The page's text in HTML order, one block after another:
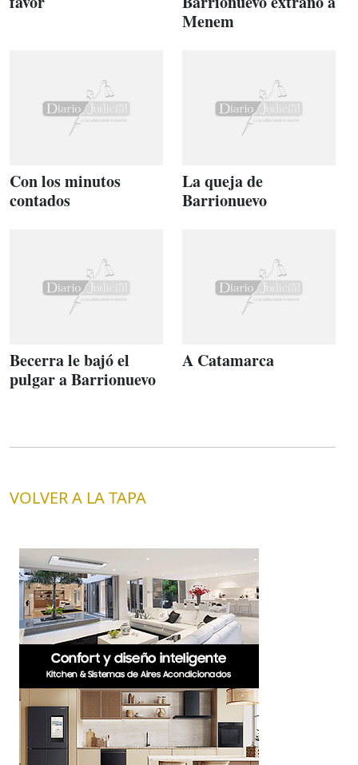
Menem
Con los minutos
contados
La queja de
Barrionuevo
Becerra le bajó el
pulgar a Barrionuevo
A Catamarca
VOLVER A LA TAPA